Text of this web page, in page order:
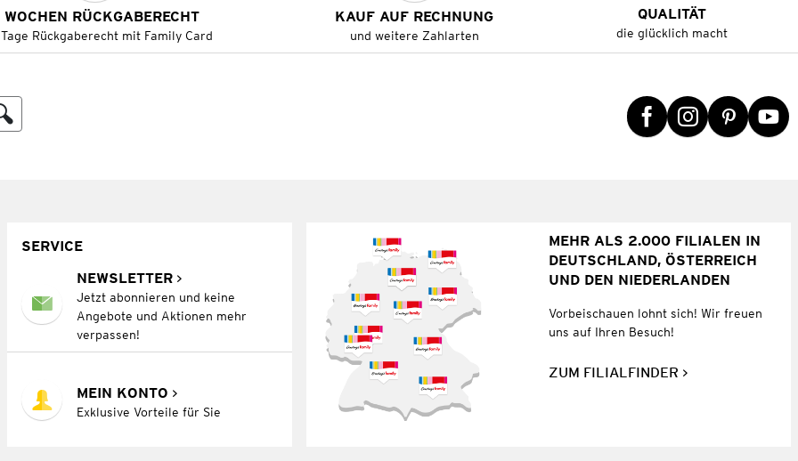
RÜCKGABERECHT
Rückgaberecht mit Family Card
KAUF AUF RECHNUNG
und weitere Zahlarten
QUALITÄT
die glücklich macht
SERVICE
NEWSLETTER
Jetzt abonnieren und keine
Angebote und Aktionen mehr
verpassen!
MEIN KONTO
Exklusive Vorteile für Sie
MEHR ALS 2.000 FILIALEN IN
DEUTSCHLAND, ÖSTERREICH
UND DEN NIEDERLANDEN
Vorbeischauen lohnt sich! Wir freuen
uns auf Ihren Besuch!
ZUM FILIALFINDER